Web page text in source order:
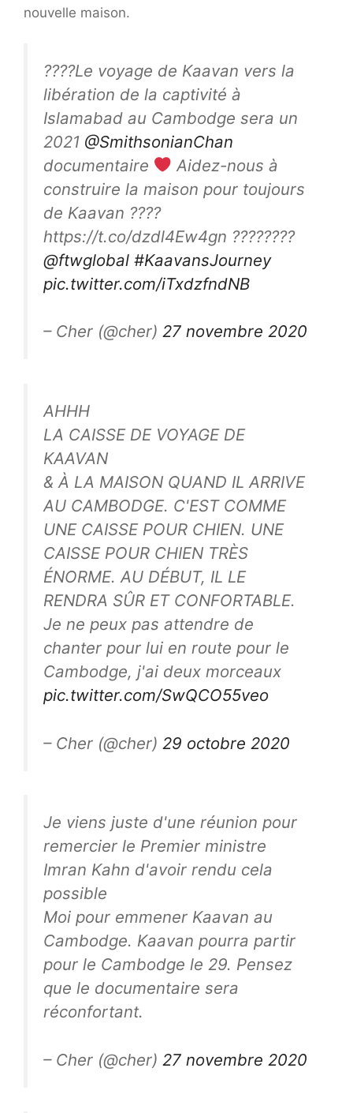
nouvelle maison.
????Le voyage de Kaavan vers la
libération de la captivité à
Islamabad au Cambodge sera un
2021 @SmithsonianChan
documentaire
Aidez-nous à
construire la maison pour toujours
de Kaavan ????
https://t.co/dzdl4Ew4gn ????????
@ftwglobal #KaavansJourney
pic.twitter.com/iTxdzfndNB
– Cher (@cher) 27 novembre 2020
AHHH
LA CAISSE DE VOYAGE DE
KAAVAN
& À LA MAISON QUAND IL ARRIVE
AU CAMBODGE. C'EST COMME
UNE CAISSE POUR CHIEN. UNE
CAISSE POUR CHIEN TRÈS
ÉNORME. AU DÉBUT, IL LE
RENDRA SÛR ET CONFORTABLE.
Je ne peux pas attendre de
chanter pour lui en route pour le
Cambodge, j'ai deux morceaux
pic.twitter.com/SwQCO55veo
– Cher (@cher) 29 octobre 2020
Je viens juste d'une réunion pour
remercier le Premier ministre
Imran Kahn d'avoir rendu cela
possible
Moi pour emmener Kaavan au
Cambodge. Kaavan pourra partir
pour le Cambodge le 29. Pensez
que le documentaire sera
réconfortant.
– Cher (@cher) 27 novembre 2020